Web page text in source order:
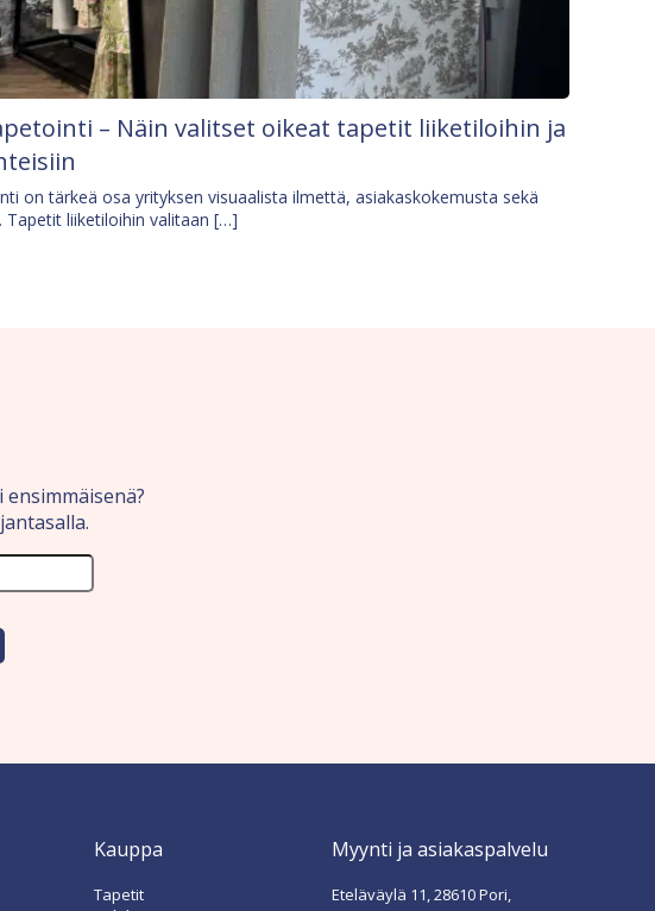
– Näin valitset oikeat tapetit liiketiloihin ja
on tärkeä osa yrityksen visuaalista ilmettä, asiakaskokemusta sekä
liiketiloihin valitaan […]
Kauppa
Tapetit
Myynti ja asiakaspalvelu
Eteläväylä 11, 28610 Pori,